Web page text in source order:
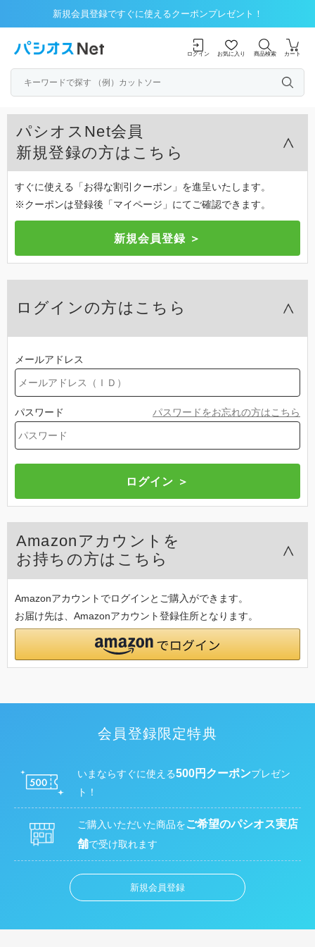
新規会員登録ですぐに使えるクーポンプレゼント！
ログイン お気に入り 商品検索 カート
パシオスNet会員
新規登録の方はこちら
すぐに使える「お得な割引クーポン」を進呈いたします。
※クーポンは登録後「マイページ」にてご確認できます。
ログインの方はこちら
メールアドレス
パスワード パスワードをお忘れの方はこちら
Amazonアカウントを
お持ちの方はこちら
Amazonアカウントでログインとご購入ができます。
お届け先は、Amazonアカウント登録住所となります。
会員登録限定特典
いまならすぐに使える500円クーポンプレゼン
ト！
ご購入いただいた商品をご希望のパシオス実店
舗で受け取れます
新規会員登録